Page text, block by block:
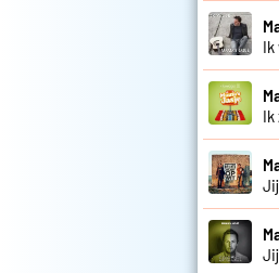
Ik
Ik
Jij